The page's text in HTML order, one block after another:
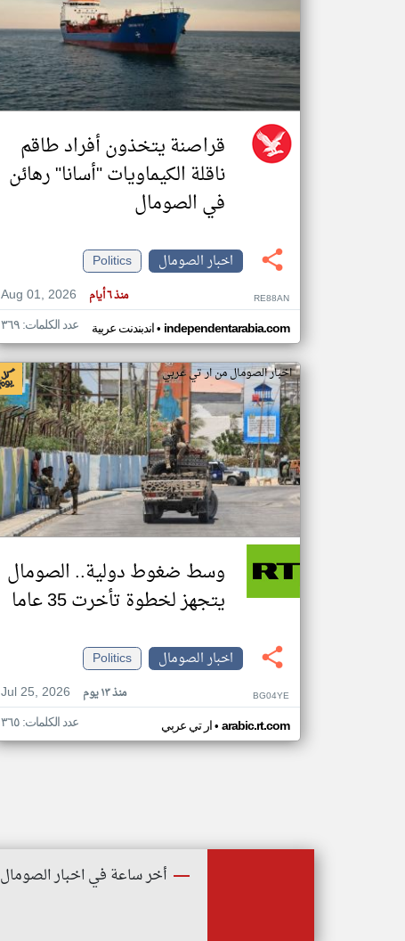
قراصنة يتخذون أفراد طاقم
ناقلة الكيماويات "أسانا" رهائن
في الصومال
اخبار الصومال
Politics
Aug 01, 2026
منذ ٦ أيام RE88AN
اندبندنت عربية• independentarabia.com عدد الكلمات: ٣٦٩
اخبار الصومال من ار تي عربي
وسط ضغوط دولية.. الصومال
يتجهز لخطوة تأخرت 35 عاما
اخبار الصومال
Politics
Jul 25, 2026
منذ ١٣ يوم BG04YE
ار تي عربي• arabic.rt.com عدد الكلمات: ٣٦٥
أخر ساعة في اخبار الصومال